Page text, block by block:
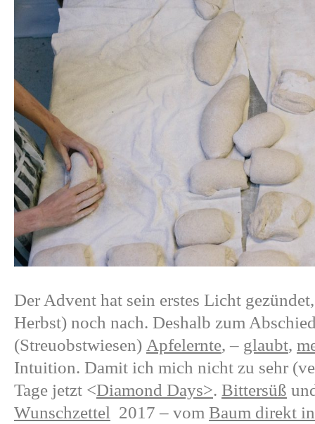
Der Advent hat sein erstes Licht
Herbst) noch nach. Deshalb zum
(Streuobstwiesen) Apfelernte, – glaubt,
Intuition. Damit ich mich nicht zu sehr
Tage jetzt <Diamond Days>. Bittersüß
Wunschzettel 2017 – vom Baum direkt